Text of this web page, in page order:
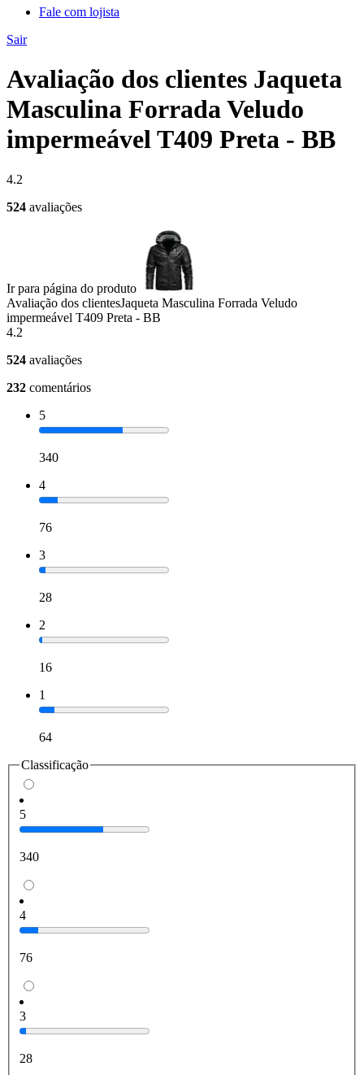
Fale com lojista
Sair
Avaliação dos clientes Jaqueta
Masculina Forrada Veludo
impermeável T409 Preta - BB
4.2
524 avaliações
Ir para página do produto
Avaliação dos clientesJaqueta Masculina Forrada Veludo
impermeável T409 Preta - BB
4.2
524 avaliações
232 comentários
5
340
4
76
3
28
2
16
1
64
Classificação
5
340
4
76
3
28